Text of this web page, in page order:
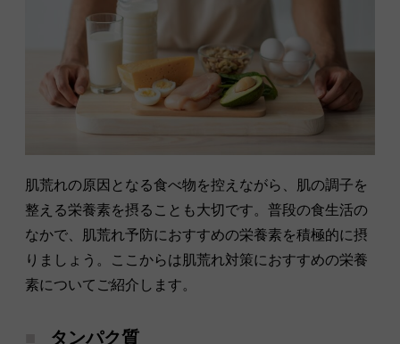
肌荒れの原因となる食べ物を控えながら、肌の調子を
整える栄養素を摂ることも大切です。普段の食生活の
なかで、肌荒れ予防におすすめの栄養素を積極的に摂
りましょう。ここからは肌荒れ対策におすすめの栄養
素についてご紹介します。
タンパク質